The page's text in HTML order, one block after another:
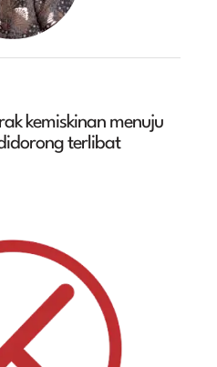
kemiskinan menuju
terlibat